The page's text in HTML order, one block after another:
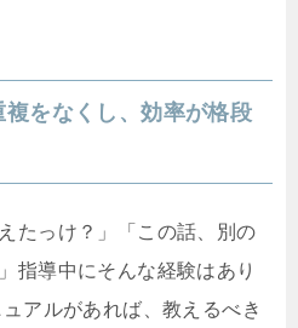
をなくし、効率が格段
たっけ？」「この話、別の
指導中にそんな経験はあり
アルがあれば、教えるべき